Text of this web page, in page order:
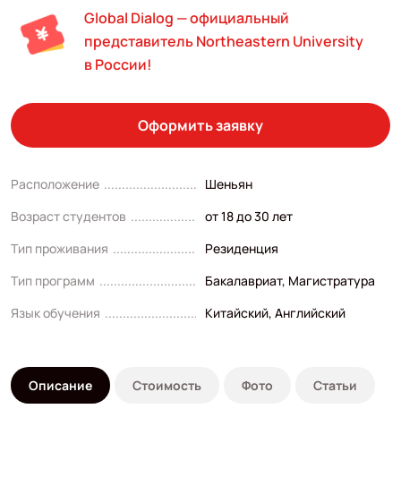
Global Dialog — официальный
представитель Northeastern University
в России!
Оформить заявку
Расположение
Шеньян
Возраст студентов
от 18 до 30 лет
Тип проживания
Резиденция
Тип программ
Бакалавриат, Магистратура
Язык обучения
Китайский, Английский
Описание Стоимость Фото Статьи